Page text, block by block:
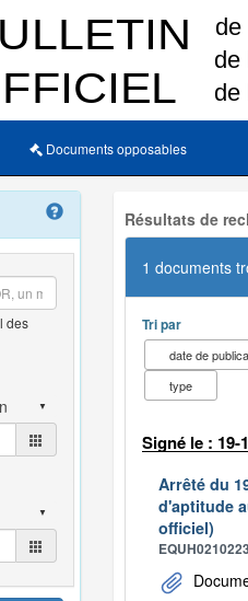
Documents opposables
des
Résultats de
1 documents
Tri par
date de
type
Signé le : 19-
Arrêté du
d'aptitude
officiel)